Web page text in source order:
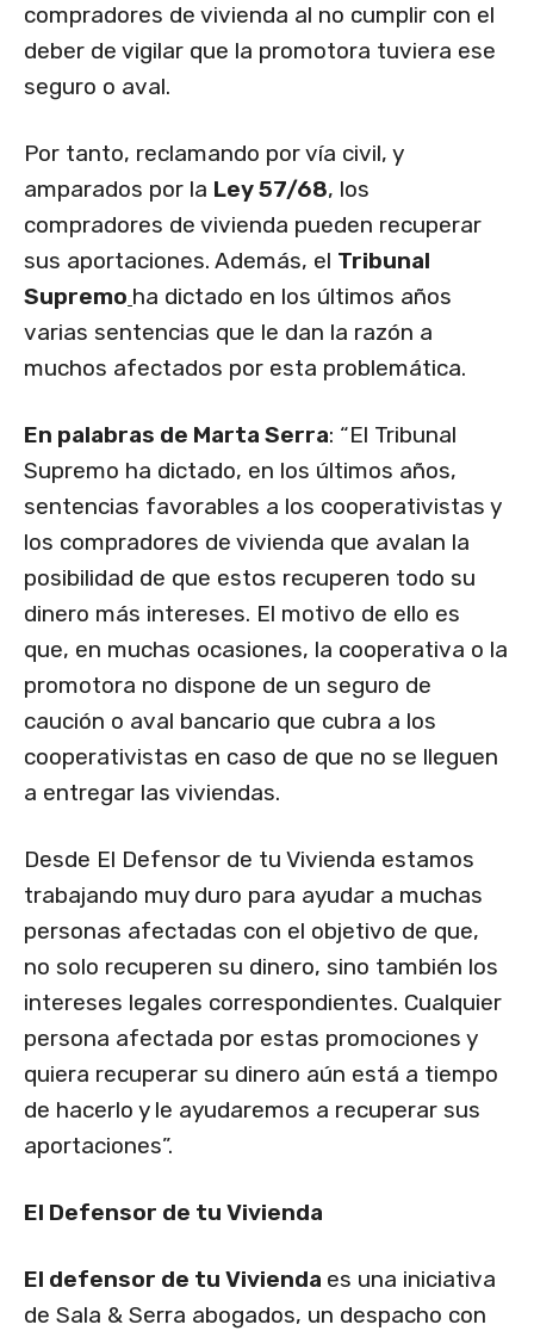
compradores de vivienda al no cumplir con el
deber de vigilar que la promotora tuviera ese
seguro o aval.
Por tanto, reclamando por vía civil, y
amparados por la Ley 57/68, los
compradores de vivienda pueden recuperar
sus aportaciones. Además, el Tribunal
Supremo ha dictado en los últimos años
varias sentencias que le dan la razón a
muchos afectados por esta problemática.
En palabras de Marta Serra: “El Tribunal
Supremo ha dictado, en los últimos años,
sentencias favorables a los cooperativistas y
los compradores de vivienda que avalan la
posibilidad de que estos recuperen todo su
dinero más intereses. El motivo de ello es
que, en muchas ocasiones, la cooperativa o la
promotora no dispone de un seguro de
caución o aval bancario que cubra a los
cooperativistas en caso de que no se lleguen
a entregar las viviendas.
Desde El Defensor de tu Vivienda estamos
trabajando muy duro para ayudar a muchas
personas afectadas con el objetivo de que,
no solo recuperen su dinero, sino también los
intereses legales correspondientes. Cualquier
persona afectada por estas promociones y
quiera recuperar su dinero aún está a tiempo
de hacerlo y le ayudaremos a recuperar sus
aportaciones”.
El Defensor de tu Vivienda
El defensor de tu Vivienda es una iniciativa
de Sala & Serra abogados, un despacho con